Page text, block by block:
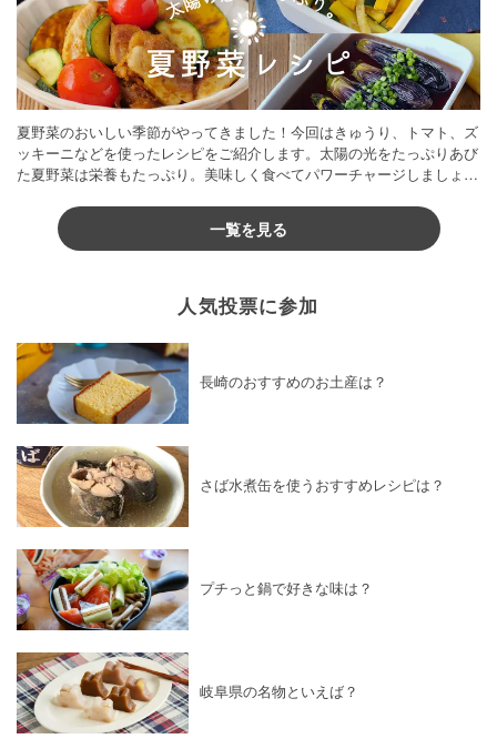
夏野菜のおいしい季節がやってきました！今回はきゅうり、トマト、ズ
ッキーニなどを使ったレシピをご紹介します。太陽の光をたっぷりあび
た夏野菜は栄養もたっぷり。美味しく食べてパワーチャージしましょう
一覧を見る
人気投票に参加
長崎のおすすめのお土産は？
さば水煮缶を使うおすすめレシピは？
プチっと鍋で好きな味は？
岐阜県の名物といえば？